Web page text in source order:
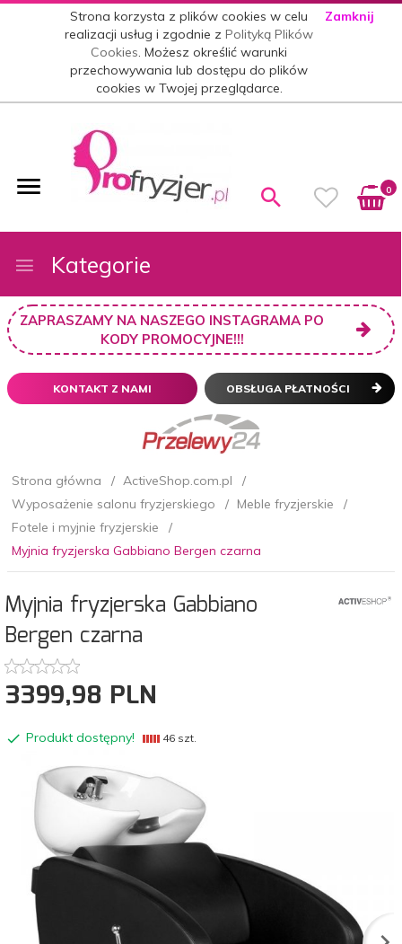
Strona korzysta z plików cookies w celu
realizacji usług i zgodnie zPolityką Plików
Cookies. Możesz określić warunki
przechowywania lub dostępu do plików
cookies w Twojej przeglądarce.
Zamknij
0
Kategorie
ZAPRASZAMY NA NASZEGO INSTAGRAMA PO
KODY PROMOCYJNE!!!
KONTAKT Z NAMI OBSŁUGA PŁATNOŚCI
Strona główna
ActiveShop.com.pl
Wyposażenie salonu fryzjerskiego
Meble fryzjerskie
Fotele i myjnie fryzjerskie
Myjnia fryzjerska Gabbiano Bergen czarna
Myjnia fryzjerska Gabbiano
Bergen czarna
3399,98 PLN
Produkt dostępny! 46 szt.